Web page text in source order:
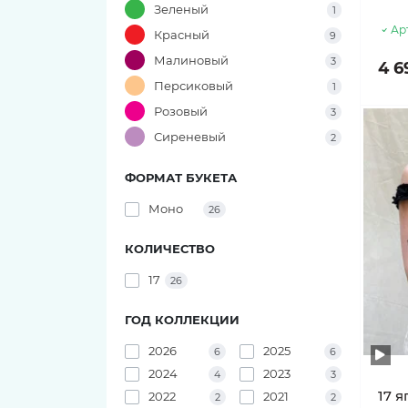
Сиреневые тюльпаны
Тюльпаны в корзине
101 тюльпан
51 тюльпан
41 тюльпан
45 тюльпанов
Букеты из Маттиолы
Букеты из Стрелиции
Букеты из Нарциссов
Букеты из Гладиолусов
Букеты из Подсолнухов
Букеты из Дельфиниума
Букеты из Антирринума
Зеленый 1
Красный 9
Малиновый 3
Персиковый 1
Розовый 3
Сиреневый 2
ФОРМАТ БУКЕТА
Моно 26
КОЛИЧЕСТВО
17 26
ГОД КОЛЛЕКЦИИ
2026 6 2025 6
2024 4 2023 3
2022 2 2021 2
4
17